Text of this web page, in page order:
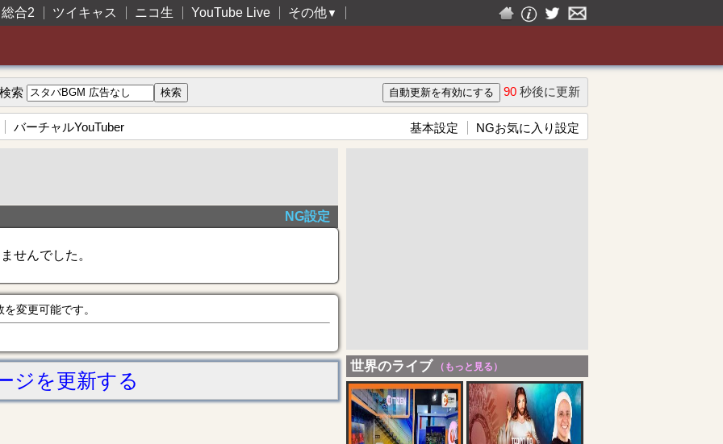
総合2 ツイキャス ニコ生 YouTube Live その他▼
検索 90 秒後に更新
バーチャルYouTuber 基本設定 NGお気に入り設定
NG設定
せんでした。
変更可能です。
ジを更新する
世界のライブ （もっと見る）